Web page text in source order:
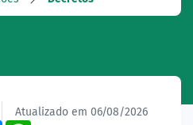
Atualizado em 06/08/2026